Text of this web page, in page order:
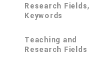
Research Fields,
Keywords
Teaching and
Research Fields